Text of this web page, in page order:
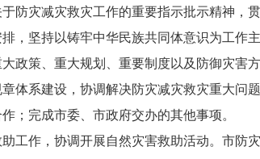
灾减灾救灾工作的重要指示批示精神，
，坚持以铸牢中华民族共同体意识为工作
政策、重大规划、重要制度以及防御灾害
体系建设，协调解决防灾减灾救灾重大问
；完成市委、市政府交办的其他事项。
作，协调开展自然灾害救助活动。市防